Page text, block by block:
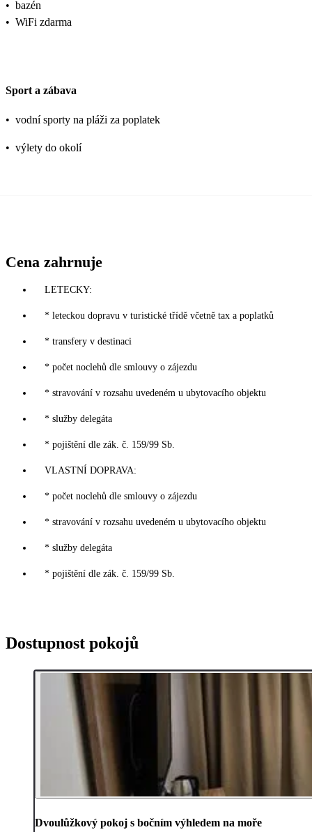
• bazén
• WiFi zdarma
Sport a zábava
• vodní sporty na pláži za poplatek
• výlety do okolí
Cena zahrnuje
LETECKY:
* leteckou dopravu v turistické třídě včetně tax a poplatků
* transfery v destinaci
* počet noclehů dle smlouvy o zájezdu
* stravování v rozsahu uvedeném u ubytovacího objektu
* služby delegáta
* pojištění dle zák. č. 159/99 Sb.
VLASTNÍ DOPRAVA:
* počet noclehů dle smlouvy o zájezdu
* stravování v rozsahu uvedeném u ubytovacího objektu
* služby delegáta
* pojištění dle zák. č. 159/99 Sb.
Dostupnost pokojů
Dvoulůžkový pokoj s bočním výhledem na moře